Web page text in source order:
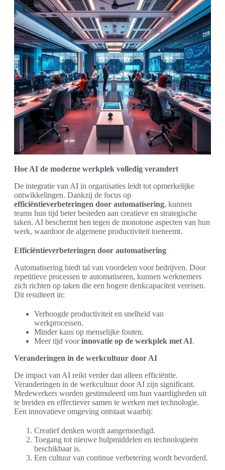
Hoe AI de moderne werkplek volledig verandert
De integratie van AI in organisaties leidt tot opmerkelijke
ontwikkelingen. Dankzij de focus op
efficiëntieverbeteringen door automatisering, kunnen
teams hun tijd beter besteden aan creatieve en strategische
taken. AI beschermt hen tegen de monotone aspecten van hun
werk, waardoor de algemene productiviteit toeneemt.
Efficiëntieverbeteringen door automatisering
Automatisering biedt tal van voordelen voor bedrijven. Door
repetitieve processen te automatiseren, kunnen werknemers
zich richten op taken die een hogere denkcapaciteit vereisen.
Dit resulteert in:
Verhoogde productiviteit en snelheid van
werkprocessen.
Minder kans op menselijke fouten.
Meer tijd voorinnovatie op de werkplek met AI.
Veranderingen in de werkcultuur door AI
De impact van AI reikt verder dan alleen efficiëntie.
Veranderingen in de werkcultuur door AI zijn significant.
Medewerkers worden gestimuleerd om hun vaardigheden uit
te breiden en effectiever samen te werken met technologie.
Een innovatieve omgeving ontstaat waarbij:
Creatief denken wordt aangemoedigd.
Toegang tot nieuwe hulpmiddelen en technologieën
beschikbaar is.
Een cultuur van continue verbetering wordt bevorderd.